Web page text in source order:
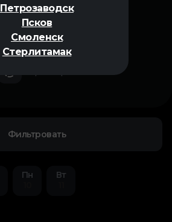
Петрозаводск
Псков
Смоленск
Стерлитамак
01 ч 35 м
Фильтровать
Пн
Вт